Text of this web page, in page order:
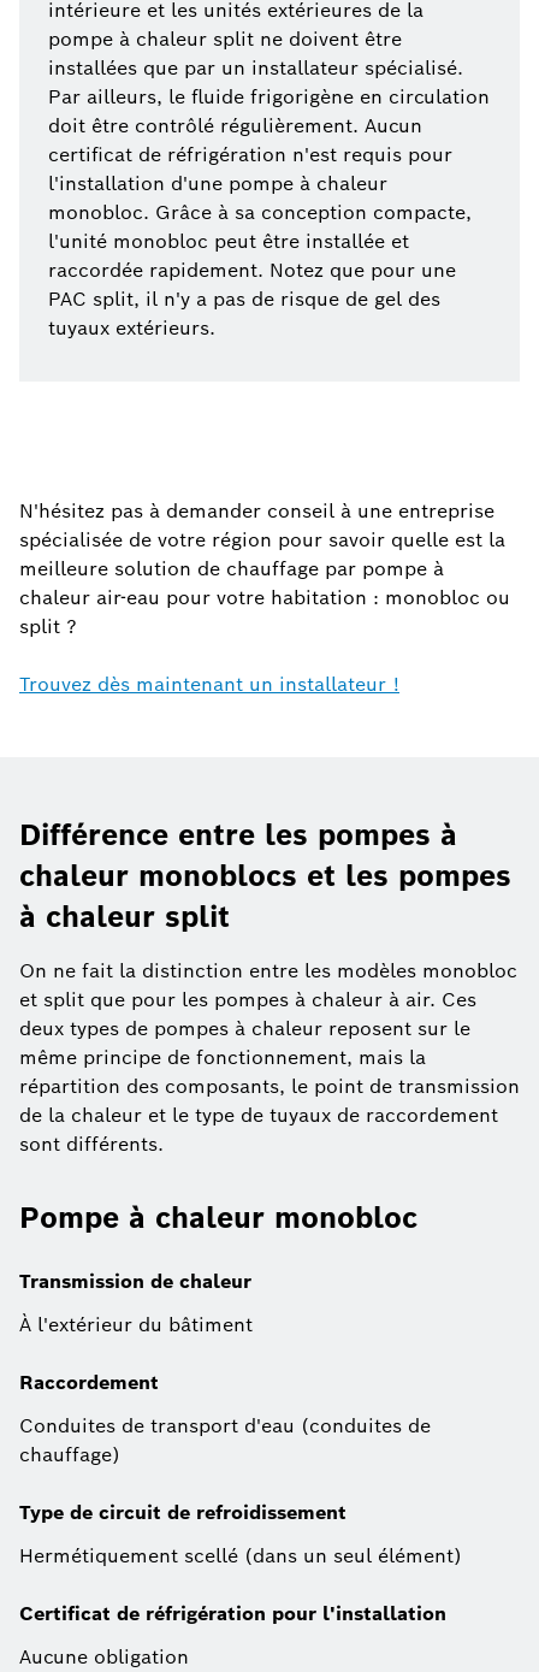
intérieure et les unités extérieures de la
pompe à chaleur split ne doivent être
installées que par un installateur spécialisé.
Par ailleurs, le fluide frigorigène en circulation
doit être contrôlé régulièrement. Aucun
certificat de réfrigération n'est requis pour
l'installation d'une pompe à chaleur
monobloc. Grâce à sa conception compacte,
l'unité monobloc peut être installée et
raccordée rapidement. Notez que pour une
PAC split, il n'y a pas de risque de gel des
tuyaux extérieurs.
N'hésitez pas à demander conseil à une entreprise
spécialisée de votre région pour savoir quelle est la
meilleure solution de chauffage par pompe à
chaleur air-eau pour votre habitation : monobloc ou
split ?
Trouvez dès maintenant un installateur !
Différence entre les pompes à
chaleur monoblocs et les pompes
à chaleur split
On ne fait la distinction entre les modèles monobloc
et split que pour les pompes à chaleur à air. Ces
deux types de pompes à chaleur reposent sur le
même principe de fonctionnement, mais la
répartition des composants, le point de transmission
de la chaleur et le type de tuyaux de raccordement
sont différents.
Pompe à chaleur monobloc
Transmission de chaleur
À l'extérieur du bâtiment
Raccordement
Conduites de transport d'eau (conduites de
chauffage)
Type de circuit de refroidissement
Hermétiquement scellé (dans un seul élément)
Certificat de réfrigération pour l'installation
Aucune obligation